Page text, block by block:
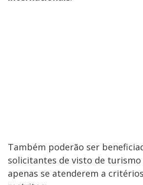
Também poderão ser
solicitantes de visto de turismo
apenas se atenderem a